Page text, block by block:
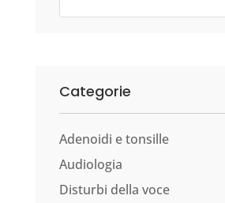
Categorie
Adenoidi e tonsille
Audiologia
Disturbi della voce